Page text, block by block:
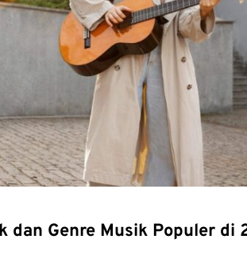
dan Genre Musik Populer di